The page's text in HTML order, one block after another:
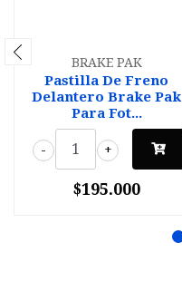
BRAKE PAK
Pastilla De Freno
Delantero Brake Pak
Para Fot...
+
-
$195.000